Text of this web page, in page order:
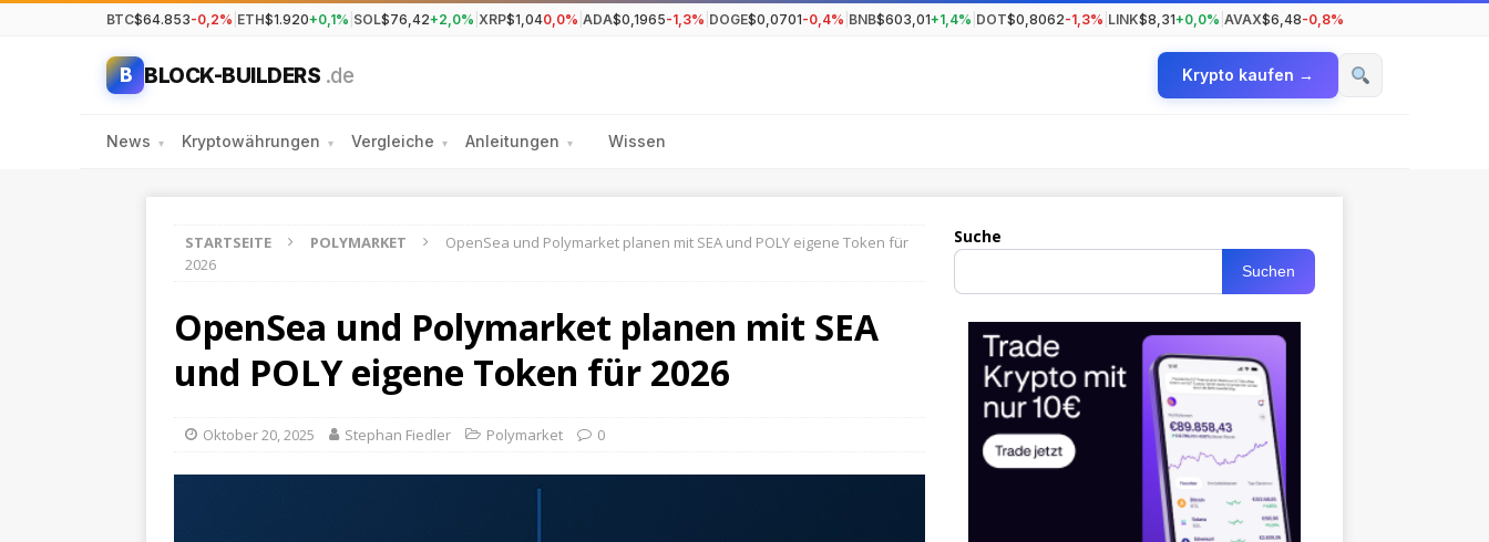
BTC$64.853-0,2% ETH$1.920+0,1% SOL$76,42+2,0% XRP$1,040,0% ADA$0,1965-1,3% DOGE$0,0701-0,4% BNB$603,01+1,4% DOT$0,8062-1,3% LINK$8,31+0,0% AVAX$6,48-0,8%
B BLOCK-BUILDERS .de Krypto kaufen →
News ▾ Kryptowährungen ▾ Vergleiche ▾ Anleitungen ▾ Wissen
STARTSEITE POLYMARKET
OpenSea und Polymarket planen mit SEA und POLY eigene Token für
2026
OpenSea und Polymarket planen mit SEA
und POLY eigene Token für 2026
Oktober 20, 2025 Stephan Fiedler Polymarket 0
Suche
Suchen